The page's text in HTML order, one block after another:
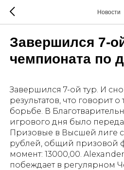
Новости
Завершился 7-
чемпионата по
Завершился 7-ой тур. И
результатов, что говорит
борьбе. В
игрового дня было
Призовые в Высшей лиге
рублей, общий призовой
момент: 13000,00.
побеждает в регулярном